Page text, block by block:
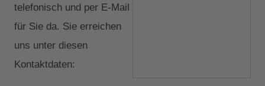
telefonisch und per E-Mail
für Sie da. Sie erreichen
uns unter diesen
Kontaktdaten: